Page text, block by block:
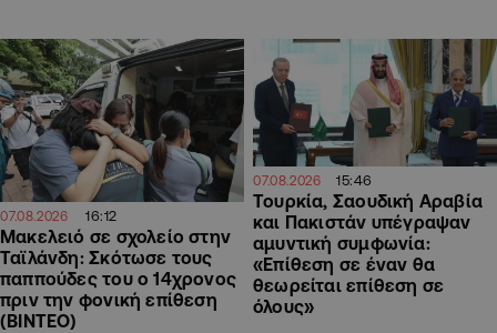
07.08.2026 16:12
Μακελειό σε σχολείο στην
Ταϊλάνδη: Σκότωσε τους
παππούδες του ο 14χρονος
πριν την φονική επίθεση
(ΒΙΝΤΕΟ)
07.08.2026 15:46
Τουρκία, Σαουδική Αραβία
και Πακιστάν υπέγραψαν
αμυντική συμφωνία:
«Επίθεση σε έναν θα
θεωρείται επίθεση σε
όλους»